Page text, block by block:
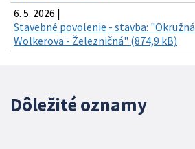
6. 5. 2026 |
Stavebné povolenie - stavba:
Wolkerova - Železničná" (874,9 kB)
Dôležité oznamy